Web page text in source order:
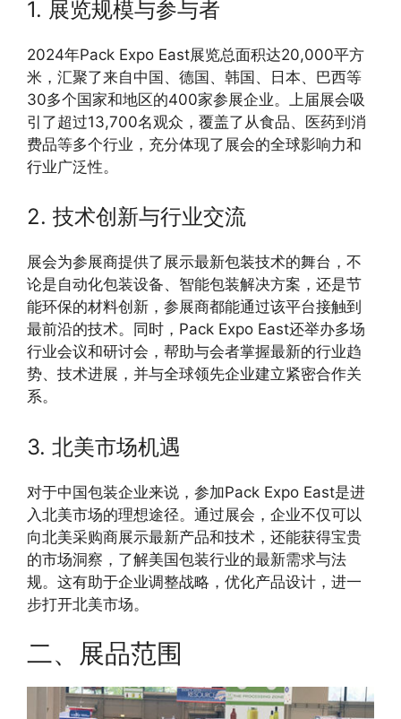
1. 展览规模与参与者
2024年Pack Expo East展览总面积达20,000平方
米，汇聚了来自中国、德国、韩国、日本、巴西等
30多个国家和地区的400家参展企业。上届展会吸
引了超过13,700名观众，覆盖了从食品、医药到消
费品等多个行业，充分体现了展会的全球影响力和
行业广泛性。
2. 技术创新与行业交流
展会为参展商提供了展示最新包装技术的舞台，不
论是自动化包装设备、智能包装解决方案，还是节
能环保的材料创新，参展商都能通过该平台接触到
最前沿的技术。同时，Pack Expo East还举办多场
行业会议和研讨会，帮助与会者掌握最新的行业趋
势、技术进展，并与全球领先企业建立紧密合作关
系。
3. 北美市场机遇
对于中国包装企业来说，参加Pack Expo East是进
入北美市场的理想途径。通过展会，企业不仅可以
向北美采购商展示最新产品和技术，还能获得宝贵
的市场洞察，了解美国包装行业的最新需求与法
规。这有助于企业调整战略，优化产品设计，进一
步打开北美市场。
二、展品范围